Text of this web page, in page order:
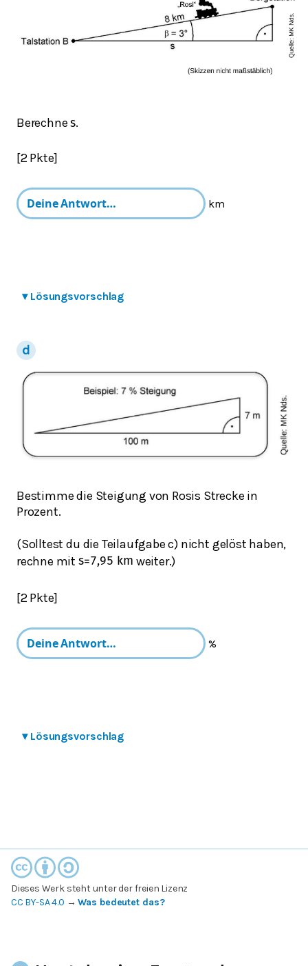
Berechnes.
[2 Pkte]
km
▾ Lösungsvorschlag
Bestimme die Steigung von Rosis Strecke in
Prozent.
(Solltest du die Teilaufgabe c) nicht gelöst haben,
rechne mit s=7,95 km weiter.)
[2 Pkte]
%
▾ Lösungsvorschlag
Dieses Werk steht unter der freien Lizenz
CC BY-SA 4.0 →Was bedeutet das?